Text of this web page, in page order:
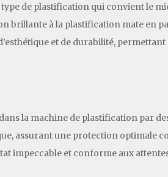
de plastification qui convient le
brillante à la plastification mate en
et de durabilité,
la machine de plastification par
assurant une protection optimale
impeccable et conforme aux